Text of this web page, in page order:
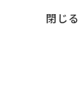
閉じる